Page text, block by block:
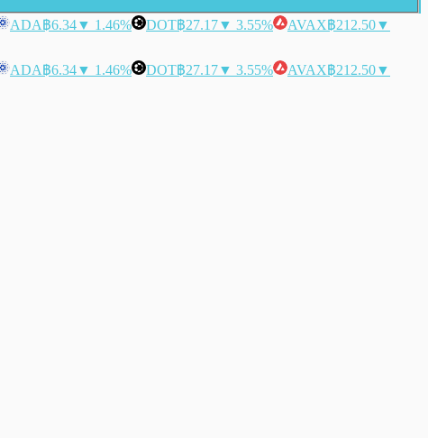
ADA฿6.34▼ 1.46% DOT฿27.17▼ 3.55% AVAX฿212.50▼
ADA฿6.34▼ 1.46% DOT฿27.17▼ 3.55% AVAX฿212.50▼